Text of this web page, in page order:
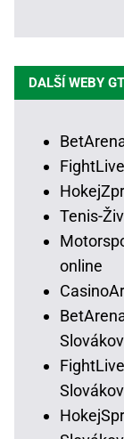
DALŠÍ WEBY
Tenis-
online
Slovákov
Slovákov